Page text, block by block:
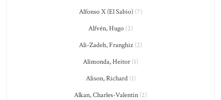
Alfonso X (El Sabio) (7)
Alfvén, Hugo (2)
Ali-Zadeh, Franghiz (2)
Alimonda, Heitor (1)
Alison, Richard(1)
Alkan, Charles-Valentin (2)